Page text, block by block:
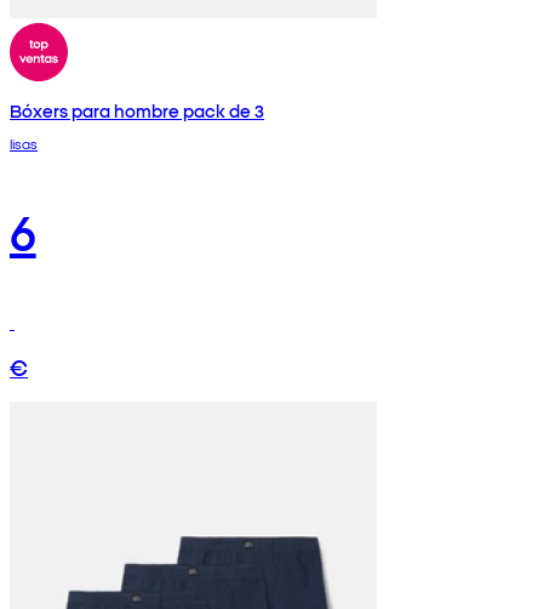
Bóxers para hombre pack de 3
lisas
6
€